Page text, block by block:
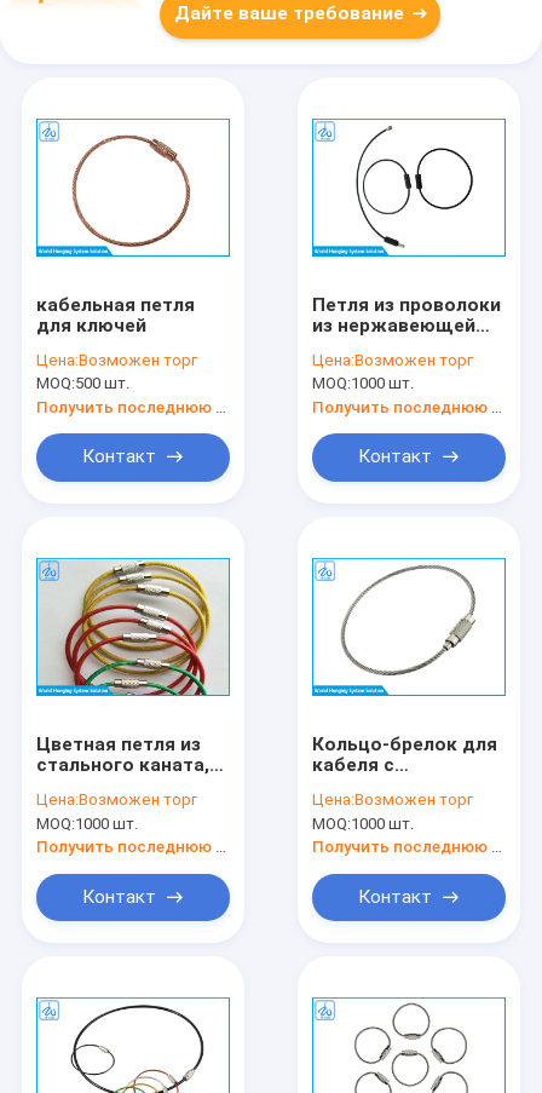
Продукты
О нас
Дайте ваше требование
кабельная петля
для ключей
Цена:Возможен торг
MOQ:500 шт.
Контакт
Петля из проволоки
из нержавеющей
покрытием для
подвешивания
багажных бирок
Цена:Возможен торг
MOQ:1000 шт.
Контакт
Цветная петля из
стального каната,
высоким
температурам,
выставочный
металлического
каната с покрытием
Цена:Возможен торг
MOQ:1000 шт.
Получить последнюю цену
Контакт
Кольцо-брелок для
кабеля с
петлей, бирка для
багажа/одежды,
кольцо-брелок из
троса
Цена:Возможен торг
MOQ:1000 шт.
Получить последнюю цену
Контакт